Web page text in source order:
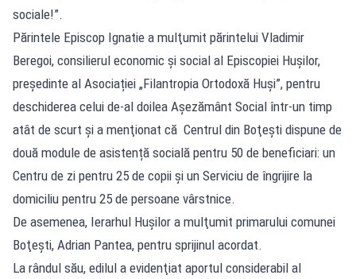
sociale!”.
Părintele Episcop Ignatie a mulţumit părintelui Vladimir
Beregoi, consilierul economic și social al Episcopiei Hușilor,
președinte al Asociației „Filantropia Ortodoxă Huși”, pentru
deschiderea celui de-al doilea Aşezământ Social într-un timp
atât de scurt şi a menţionat că Centrul din Boţeşti dispune de
două module de asistență socială pentru 50 de beneficiari: un
Centru de zi pentru 25 de copii și un Serviciu de îngrijire la
domiciliu pentru 25 de persoane vârstnice.
De asemenea, Ierarhul Huşilor a mulţumit primarului comunei
Boţeşti, Adrian Pantea, pentru sprijinul acordat.
La rândul său, edilul a evidenţiat aportul considerabil al